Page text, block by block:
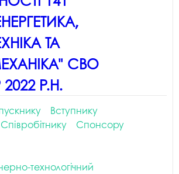
ТА
СВО
Р.Н.
Вступнику
Співробітнику
Спонсору
технологічний